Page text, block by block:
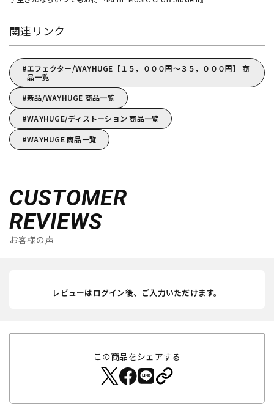
関連リンク
エフェクター/WAYHUGE【１５，０００円～３５，０００円】 商
品一覧
新品/WAYHUGE 商品一覧
WAYHUGE/ディストーション 商品一覧
WAYHUGE 商品一覧
CUSTOMER
REVIEWS
お客様の声
レビューはログイン後、ご入力いただけます。
この商品をシェアする